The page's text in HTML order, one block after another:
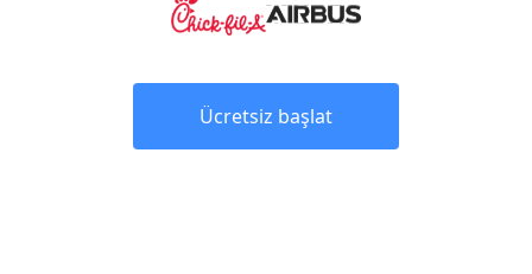
Ücretsiz başlat